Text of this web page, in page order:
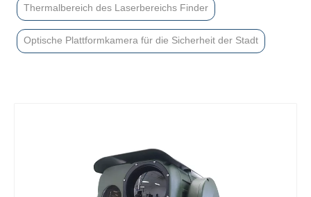
Thermalbereich des Laserbereichs Finder
Optische Plattformkamera für die Sicherheit der Stadt